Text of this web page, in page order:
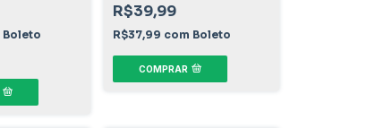
Boleto
R$39,99
R$37,99 com Boleto
COMPRAR